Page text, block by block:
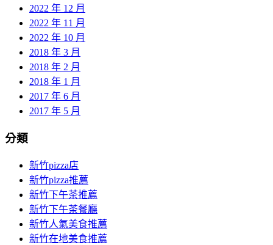
2022 年 12 月
2022 年 11 月
2022 年 10 月
2018 年 3 月
2018 年 2 月
2018 年 1 月
2017 年 6 月
2017 年 5 月
分類
新竹pizza店
新竹pizza推薦
新竹下午茶推薦
新竹下午茶餐廳
新竹人氣美食推薦
新竹在地美食推薦